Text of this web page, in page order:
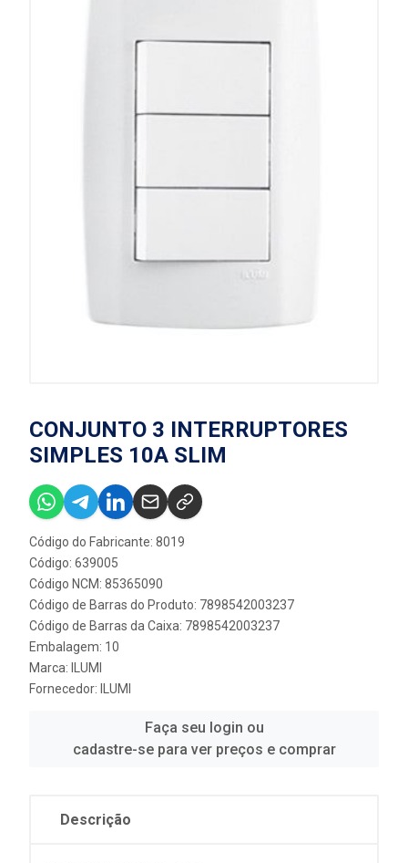
CONJUNTO 3 INTERRUPTORES
SIMPLES 10A SLIM
Código do Fabricante: 8019
Código: 639005
Código NCM: 85365090
Código de Barras do Produto: 7898542003237
Código de Barras da Caixa: 7898542003237
Embalagem: 10
Marca:
ILUMI
Fornecedor:
ILUMI
Faça seu login ou
cadastre-se para ver preços e comprar
Descrição